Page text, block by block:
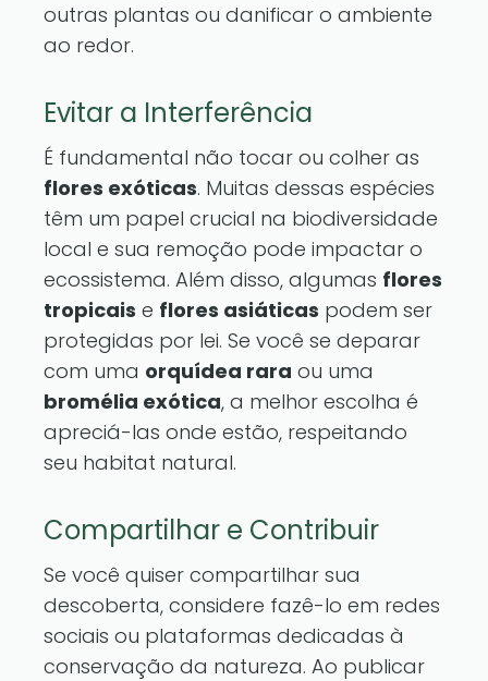
outras plantas ou danificar o ambiente
ao redor.
Evitar a Interferência
É fundamental não tocar ou colher as
flores exóticas. Muitas dessas espécies
têm um papel crucial na biodiversidade
local e sua remoção pode impactar o
ecossistema. Além disso, algumas flores
tropicais e flores asiáticas podem ser
protegidas por lei. Se você se deparar
com uma orquídea rara ou uma
bromélia exótica, a melhor escolha é
apreciá-las onde estão, respeitando
seu habitat natural.
Compartilhar e Contribuir
Se você quiser compartilhar sua
descoberta, considere fazê-lo em redes
sociais ou plataformas dedicadas à
conservação da natureza. Ao publicar